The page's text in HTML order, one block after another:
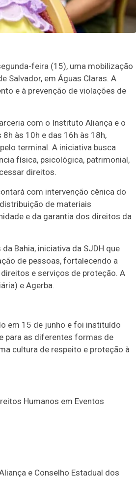
feira (15), uma mobilização
Salvador, em Águas Claras. A
e à prevenção de violações de
com o Instituto Aliança e o
às 10h e das 16h às 18h,
terminal. A iniciativa busca
física, psicológica, patrimonial,
direitos.
com intervenção cênica do
de materiais
e da garantia dos direitos da
Bahia, iniciativa da SJDH que
de pessoas, fortalecendo a
e serviços de proteção. A
e Agerba.
em 15 de junho e foi instituído
para as diferentes formas de
cultura de respeito e proteção à
Humanos em Eventos
e Conselho Estadual dos